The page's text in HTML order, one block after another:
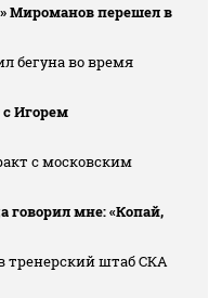
Мироманов перешел в
бегуна во время
Игорем
с московским
мне: «Копай,
тренерский штаб СКА